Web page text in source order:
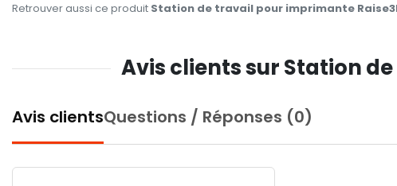
Retrouver aussi ce produit Station de travail pour imprimante
Avis clients sur Station
Avis clientsQuestions / Réponses (0)